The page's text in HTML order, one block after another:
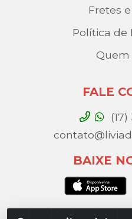
Fretes
Política de
Quem
FALE
BAIXE